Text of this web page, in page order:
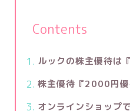
Contents
ルックの株主優待は
株主優待『2000円優
オンラインショップ